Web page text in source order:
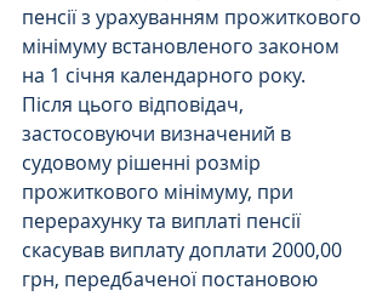
пенсії з урахуванням прожиткового
мінімуму встановленого законом
на 1 січня календарного року.
Після цього відповідач,
застосовуючи визначений в
судовому рішенні розмір
прожиткового мінімуму, при
перерахунку та виплаті пенсії
скасував виплату доплати 2000,00
грн, передбаченої постановою